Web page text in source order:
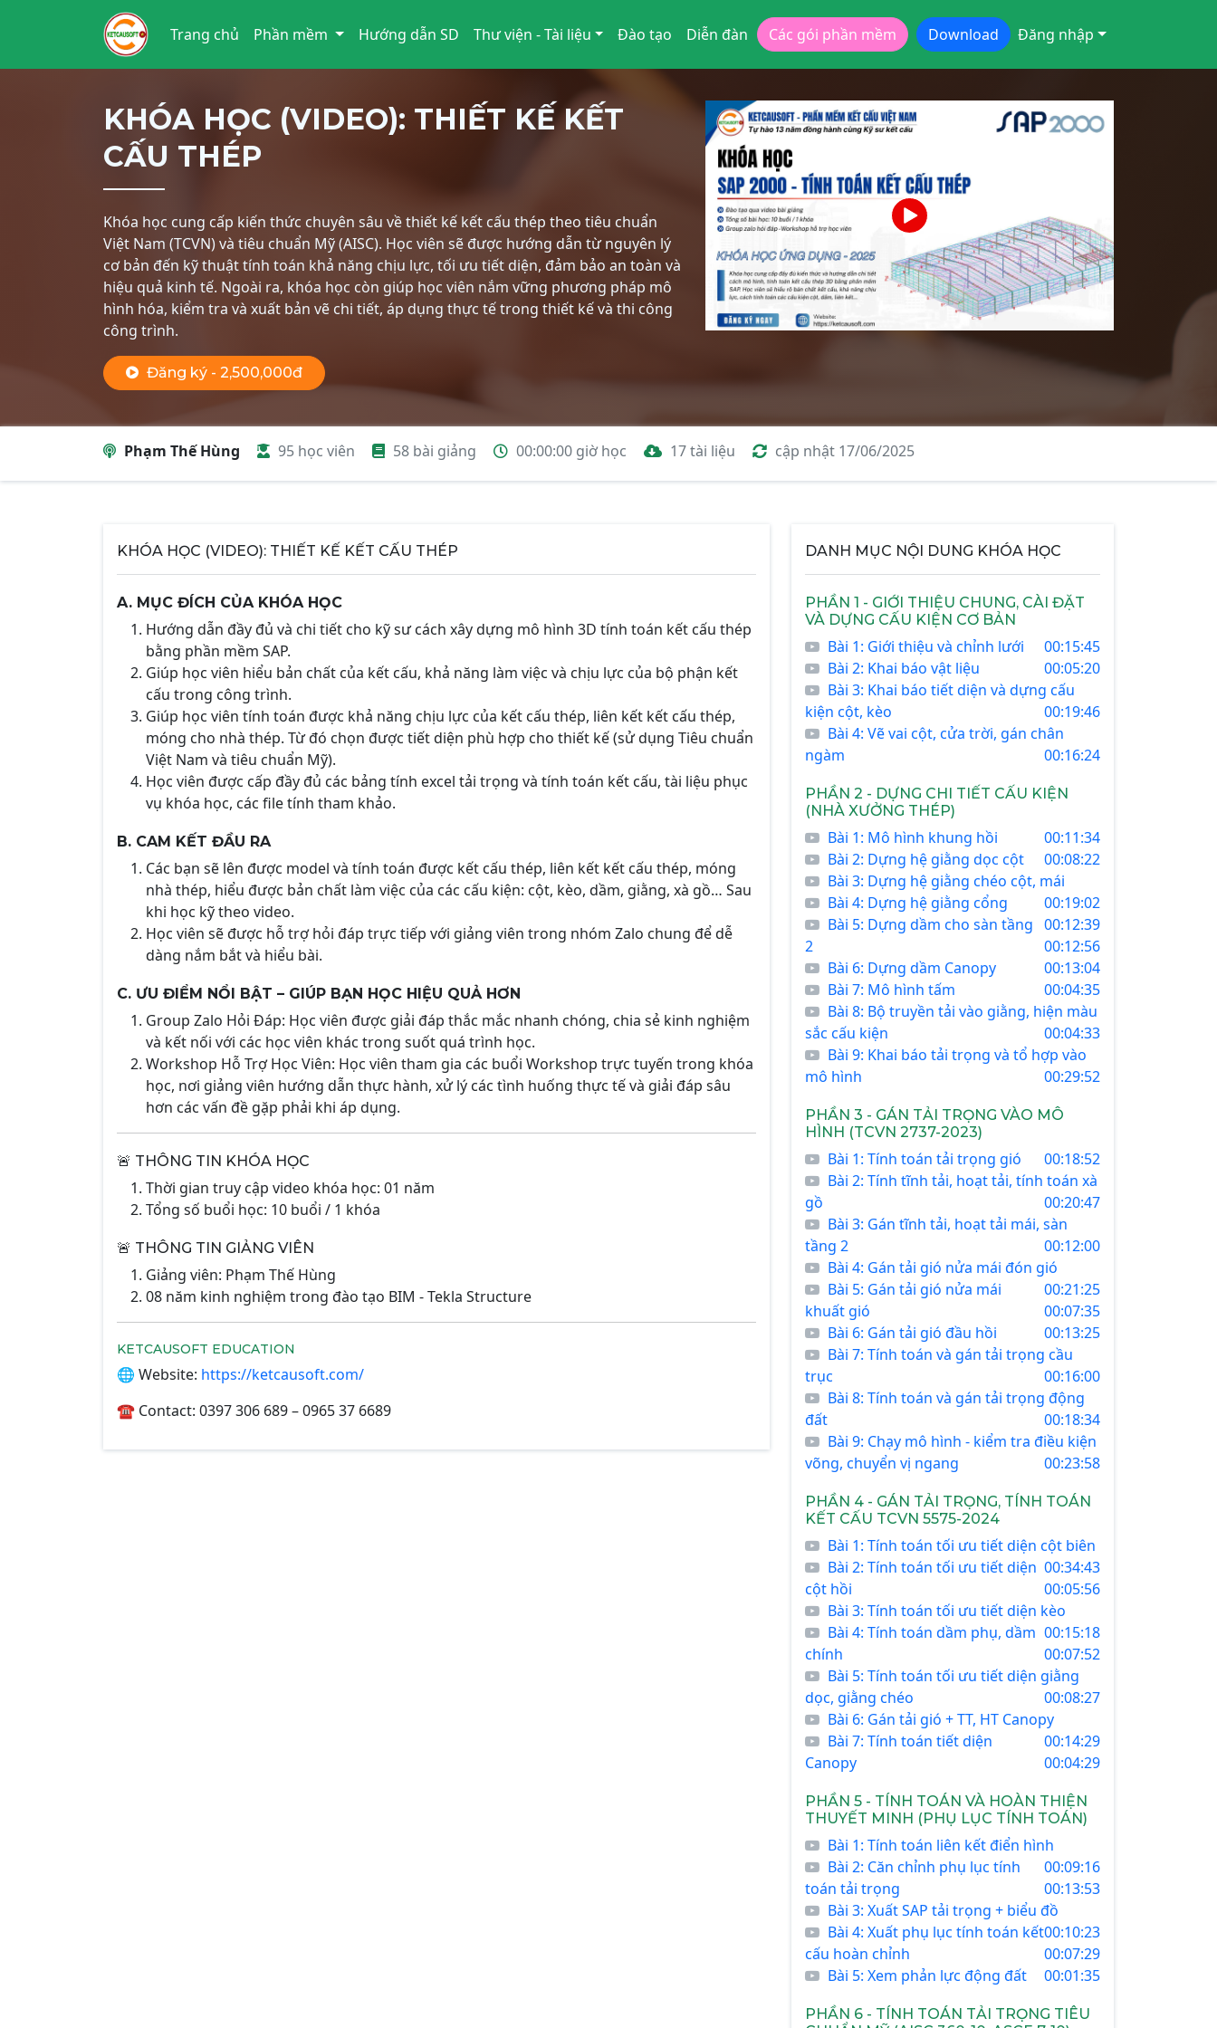
Trang chủ Phần mềm Hướng dẫn SD Thư viện - Tài liệu Đào tạo Diễn đàn Các gói phần mềm Download Đăng nhập
KHÓA HỌC (VIDEO): THIẾT KẾ KẾT
CẤU THÉP
Khóa học cung cấp kiến thức chuyên sâu về thiết kế kết cấu thép theo tiêu chuẩn
Việt Nam (TCVN) và tiêu chuẩn Mỹ (AISC). Học viên sẽ được hướng dẫn từ nguyên lý
cơ bản đến kỹ thuật tính toán khả năng chịu lực, tối ưu tiết diện, đảm bảo an toàn và
hiệu quả kinh tế. Ngoài ra, khóa học còn giúp học viên nắm vững phương pháp mô
hình hóa, kiểm tra và xuất bản vẽ chi tiết, áp dụng thực tế trong thiết kế và thi công
công trình.
Đăng ký - 2,500,000đ
Phạm Thế Hùng 95 học viên 58 bài giảng 00:00:00 giờ học 17 tài liệu cập nhật 17/06/2025
KHÓA HỌC (VIDEO): THIẾT KẾ KẾT CẤU THÉP
A. MỤC ĐÍCH CỦA KHÓA HỌC
Hướng dẫn đầy đủ và chi tiết cho kỹ sư cách xây dựng mô hình 3D tính toán kết cấu thép
bằng phần mềm SAP.
Giúp học viên hiểu bản chất của kết cấu, khả năng làm việc và chịu lực của bộ phận kết
cấu trong công trình.
Giúp học viên tính toán được khả năng chịu lực của kết cấu thép, liên kết kết cấu thép,
móng cho nhà thép. Từ đó chọn được tiết diện phù hợp cho thiết kế (sử dụng Tiêu chuẩn
Việt Nam và tiêu chuẩn Mỹ).
Học viên được cấp đầy đủ các bảng tính excel tải trọng và tính toán kết cấu, tài liệu phục
vụ khóa học, các file tính tham khảo.
B. CAM KẾT ĐẦU RA
Các bạn sẽ lên được model và tính toán được kết cấu thép, liên kết kết cấu thép, móng
nhà thép, hiểu được bản chất làm việc của các cấu kiện: cột, kèo, dầm, giằng, xà gồ… Sau
khi học kỹ theo video.
Học viên sẽ được hỗ trợ hỏi đáp trực tiếp với giảng viên trong nhóm Zalo chung để dễ
dàng nắm bắt và hiểu bài.
C. ƯU ĐIỂM NỔI BẬT – GIÚP BẠN HỌC HIỆU QUẢ HƠN
Group Zalo Hỏi Đáp: Học viên được giải đáp thắc mắc nhanh chóng, chia sẻ kinh nghiệm
và kết nối với các học viên khác trong suốt quá trình học.
Workshop Hỗ Trợ Học Viên: Học viên tham gia các buổi Workshop trực tuyến trong khóa
học, nơi giảng viên hướng dẫn thực hành, xử lý các tình huống thực tế và giải đáp sâu
hơn các vấn đề gặp phải khi áp dụng.
🚨 THÔNG TIN KHÓA HỌC
Thời gian truy cập video khóa học: 01 năm
Tổng số buổi học: 10 buổi / 1 khóa
🚨 THÔNG TIN GIẢNG VIÊN
Giảng viên: Phạm Thế Hùng
08 năm kinh nghiệm trong đào tạo BIM - Tekla Structure
KETCAUSOFT EDUCATION
🌐 Website: https://ketcausoft.com/
☎️ Contact: 0397 306 689 – 0965 37 6689
DANH MỤC NỘI DUNG KHÓA HỌC
PHẦN 1 - GIỚI THIỆU CHUNG, CÀI ĐẶT
VÀ DỰNG CẤU KIỆN CƠ BẢN
Bài 1: Giới thiệu và chỉnh lưới
00:15:45
Bài 2: Khai báo vật liệu
00:05:20
Bài 3: Khai báo tiết diện và dựng cấu
kiện cột, kèo
00:19:46
Bài 4: Vẽ vai cột, cửa trời, gán chân
ngàm
00:16:24
PHẦN 2 - DỰNG CHI TIẾT CẤU KIỆN
(NHÀ XƯỞNG THÉP)
Bài 1: Mô hình khung hồi
00:11:34
Bài 2: Dựng hệ giằng dọc cột
00:08:22
Bài 3: Dựng hệ giằng chéo cột, mái
00:19:02
Bài 4: Dựng hệ giằng cổng
00:12:39
Bài 5: Dựng dầm cho sàn tầng
2
00:12:56
Bài 6: Dựng dầm Canopy
00:13:04
Bài 7: Mô hình tấm
00:04:35
Bài 8: Bộ truyền tải vào giằng, hiện màu
sắc cấu kiện
00:04:33
Bài 9: Khai báo tải trọng và tổ hợp vào
mô hình
00:29:52
PHẦN 3 - GÁN TẢI TRỌNG VÀO MÔ
HÌNH (TCVN 2737-2023)
Bài 1: Tính toán tải trọng gió
00:18:52
Bài 2: Tính tĩnh tải, hoạt tải, tính toán xà
gồ
00:20:47
Bài 3: Gán tĩnh tải, hoạt tải mái, sàn
tầng 2
00:12:00
Bài 4: Gán tải gió nửa mái đón gió
00:21:25
Bài 5: Gán tải gió nửa mái
khuất gió
00:07:35
Bài 6: Gán tải gió đầu hồi
00:13:25
Bài 7: Tính toán và gán tải trọng cầu
trục
00:16:00
Bài 8: Tính toán và gán tải trọng động
đất
00:18:34
Bài 9: Chạy mô hình - kiểm tra điều kiện
võng, chuyển vị ngang
00:23:58
PHẦN 4 - GÁN TẢI TRỌNG, TÍNH TOÁN
KẾT CẤU TCVN 5575-2024
Bài 1: Tính toán tối ưu tiết diện cột biên
00:34:43
Bài 2: Tính toán tối ưu tiết diện
cột hồi
00:05:56
Bài 3: Tính toán tối ưu tiết diện kèo
00:15:18
Bài 4: Tính toán dầm phụ, dầm
chính
00:07:52
Bài 5: Tính toán tối ưu tiết diện giằng
dọc, giằng chéo
00:08:27
Bài 6: Gán tải gió + TT, HT Canopy
00:14:29
Bài 7: Tính toán tiết diện
Canopy
00:04:29
PHẦN 5 - TÍNH TOÁN VÀ HOÀN THIỆN
THUYẾT MINH (PHỤ LỤC TÍNH TOÁN)
Bài 1: Tính toán liên kết điển hình
00:09:16
Bài 2: Căn chỉnh phụ lục tính
toán tải trọng
00:13:53
Bài 3: Xuất SAP tải trọng + biểu đồ
00:10:23
Bài 4: Xuất phụ lục tính toán kết
cấu hoàn chỉnh
00:07:29
Bài 5: Xem phản lực động đất
00:01:35
PHẦN 6 - TÍNH TOÁN TẢI TRỌNG TIÊU